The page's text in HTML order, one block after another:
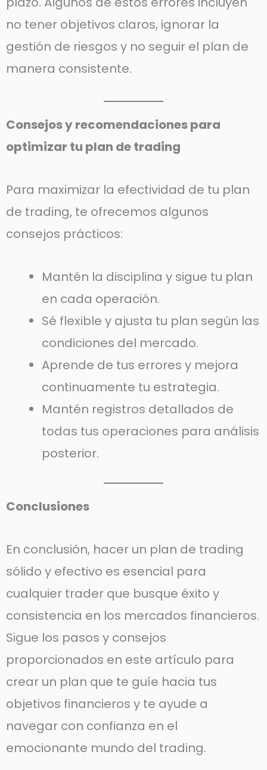
no tener objetivos claros, ignorar la
gestión de riesgos y no seguir el plan de
manera consistente.
Consejos y recomendaciones para
optimizar tu plan de trading
Para maximizar la efectividad de tu plan
de trading, te ofrecemos algunos
consejos prácticos:
Mantén la disciplina y sigue tu plan
en cada operación.
Sé flexible y ajusta tu plan según las
condiciones del mercado.
Aprende de tus errores y mejora
continuamente tu estrategia.
Mantén registros detallados de
todas tus operaciones para análisis
posterior.
Conclusiones
En conclusión, hacer un plan de trading
sólido y efectivo es esencial para
cualquier trader que busque éxito y
consistencia en los mercados financieros.
Sigue los pasos y consejos
proporcionados en este artículo para
crear un plan que te guíe hacia tus
objetivos financieros y te ayude a
navegar con confianza en el
emocionante mundo del trading.